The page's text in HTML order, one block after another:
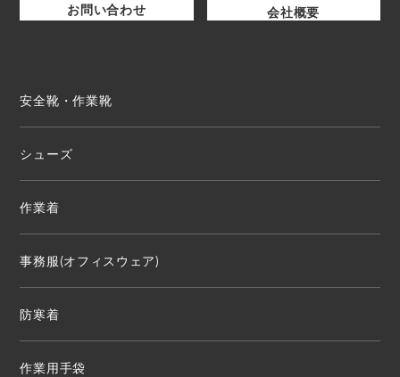
お問い合わせ 会社概要
安全靴・作業靴
シューズ
作業着
事務服(オフィスウェア)
防寒着
作業用手袋